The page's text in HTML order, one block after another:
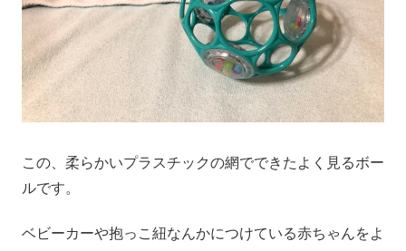
この、柔らかいプラスチックの網でできたよく見るボー
ルです。
ベビーカーや抱っこ紐なんかにつけている赤ちゃんをよ